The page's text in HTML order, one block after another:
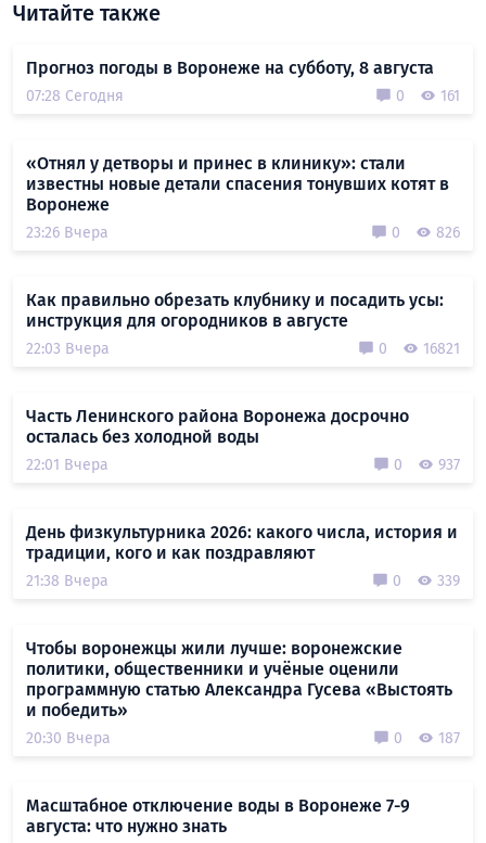
Читайте также
Прогноз погоды в Воронеже на субботу, 8 августа
07:28 Сегодня 0 161
«Отнял у детворы и принес в клинику»: стали
известны новые детали спасения тонувших котят в
Воронеже
23:26 Вчера 0 826
Как правильно обрезать клубнику и посадить усы:
инструкция для огородников в августе
22:03 Вчера 0 16821
Часть Ленинского района Воронежа досрочно
осталась без холодной воды
22:01 Вчера 0 937
День физкультурника 2026: какого числа, история и
традиции, кого и как поздравляют
21:38 Вчера 0 339
Чтобы воронежцы жили лучше: воронежские
политики, общественники и учёные оценили
программную статью Александра Гусева «Выстоять
и победить»
20:30 Вчера 0 187
Масштабное отключение воды в Воронеже 7-9
августа: что нужно знать